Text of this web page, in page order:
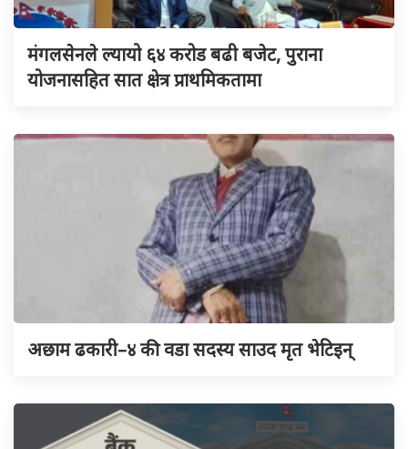
मंगलसेनले ल्यायो ६४ करोड बढी बजेट, पुराना
योजनासहित सात क्षेत्र प्राथमिकतामा
अछाम ढकारी–४ की वडा सदस्य साउद मृत भेटिइन्